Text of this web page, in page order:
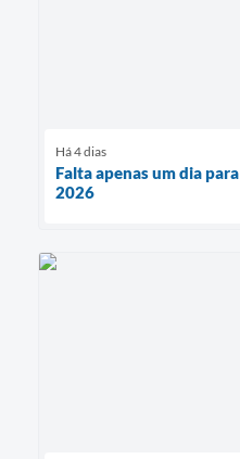
Há 4 dias
Falta apenas um dia
2026